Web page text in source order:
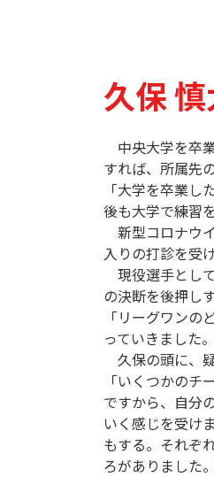
久保
中央大学を卒
すれば、所属先
「大学を卒業
後も大学で練習
新型コロナウ
入りの打診を受け
現役選手とし
の決断を後押し
「リーグワン
っていきました
久保の頭に、
「いくつかの
ですから、自分
いく感じを受け
もする。それぞ
ろがありました